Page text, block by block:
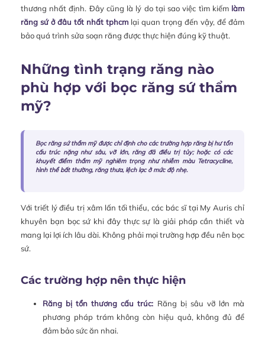
thương nhất định. Đây cũng là lý do tại sao việc tìm kiếm làm
răng sứ ở đâu tốt nhất tphcm lại quan trọng đến vậy, để đảm
bảo quá trình sửa soạn răng được thực hiện đúng kỹ thuật.
Những tình trạng răng nào
phù hợp với bọc răng sứ thẩm
mỹ?
Bọc răng sứ thẩm mỹ được chỉ định cho các trường hợp răng bị hư tổn
cấu trúc nặng như sâu, vỡ lớn, răng đã điều trị tủy; hoặc có các
khuyết điểm thẩm mỹ nghiêm trọng như nhiễm màu Tetracycline,
hình thể bất thường, răng thưa, lệch lạc ở mức độ nhẹ.
Với triết lý điều trị xâm lấn tối thiểu, các bác sĩ tại My Auris chỉ
khuyên bạn bọc sứ khi đây thực sự là giải pháp cần thiết và
mang lại lợi ích lâu dài. Không phải mọi trường hợp đều nên bọc
sứ.
Các trường hợp nên thực hiện
Răng bị tổn thương cấu trúc: Răng bị sâu vỡ lớn mà
phương pháp trám không còn hiệu quả, không đủ để
đảm bảo sức ăn nhai.